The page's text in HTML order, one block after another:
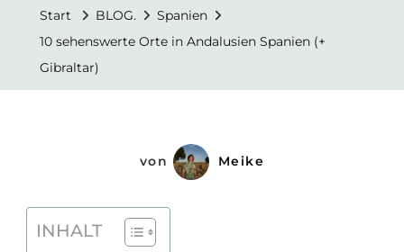
Start BLOG.
Spanien
10 sehenswerte Orte in Andalusien Spanien (+
Gibraltar)
von Meike
INHALT